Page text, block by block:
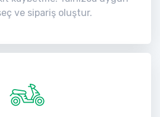
ve sipariş oluştur.